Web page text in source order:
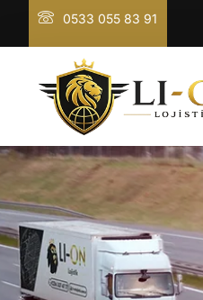
0533 055 83 91